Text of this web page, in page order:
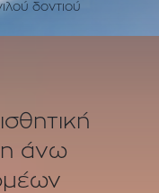
δοντιού
άνω